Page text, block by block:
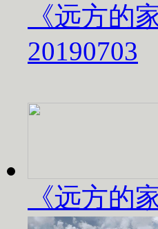
《远方的
20190703
《远方的